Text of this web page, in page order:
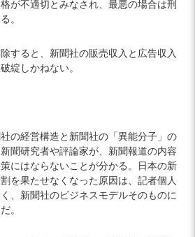
が不適切とみなされ、最悪の場合は刑
。
すると、新聞社の販売収入と広告収入
綻しかねない。
の経営構造と新聞社の「異能分子」の
聞研究者や評論家が、新聞報道の内容
にはならないことが分かる。日本の新
を果たせなくなった原因は、記者個人
、新聞社のビジネスモデルそのものに
。